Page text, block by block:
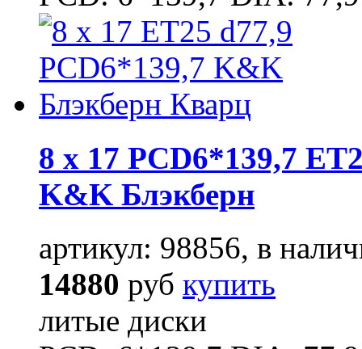
8 x 17 PCD6*139,7
K&K Блэкберн
артикул: 98856, в
14880 руб купить
литые диски